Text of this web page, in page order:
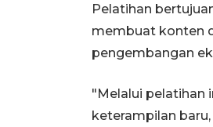
Pelatihan
membuat konten
pengembangan
"Melalui pelatihan
keterampilan